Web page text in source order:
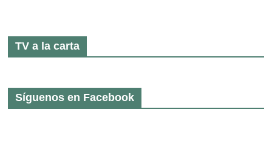
TV a la carta
Síguenos en Facebook